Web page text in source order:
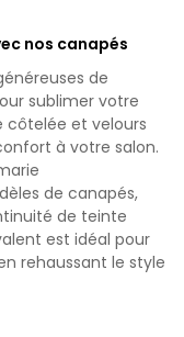
nos canapés
de
sublimer votre
côtelée et velours
à votre salon.
de canapés,
de teinte
est idéal pour
rehaussant le style